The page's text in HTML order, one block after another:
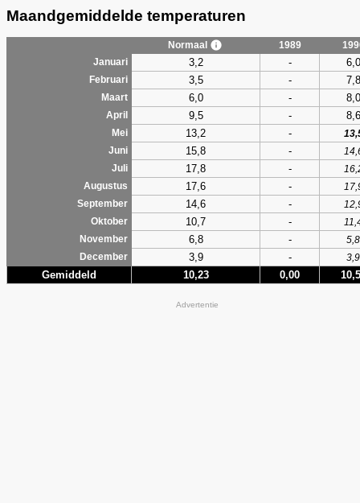
Maandgemiddelde temperaturen
Normaal 1989
Januari
3,2 - 6,0
Februari 3,5 - 7,8
Maart 6,0 - 8,0
April 9,5 - 8,6
Mei 13,2 -
Juni
15,8 -
Juli
17,8 -
Augustus
17,6 -
September
14,6 -
Oktober
10,7 -
November
6,8 -
5,8
December
3,9 - 3,9
Gemiddeld 10,23 0,00
Advertentie